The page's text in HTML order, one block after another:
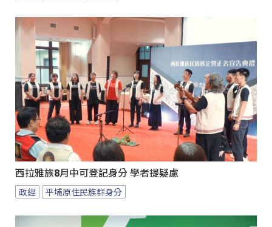
西拉雅族8月中可登記身分 學者提疑慮
政經 平埔原住民族群身分